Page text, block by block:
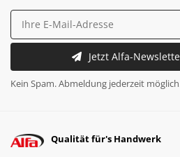
Jetzt Alfa-
Kein Spam. Abmeldung jederzeit
Qualität für's Handwerk